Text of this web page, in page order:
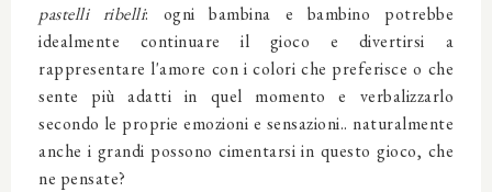
pastelli ribelli: ogni bambina e bambino potrebbe
idealmente continuare il gioco e divertirsi a
rappresentare l'amore con i colori che preferisce o che
sente più adatti in quel momento e verbalizzarlo
secondo le proprie emozioni e sensazioni.. naturalmente
anche i grandi possono cimentarsi in questo gioco, che
ne pensate?